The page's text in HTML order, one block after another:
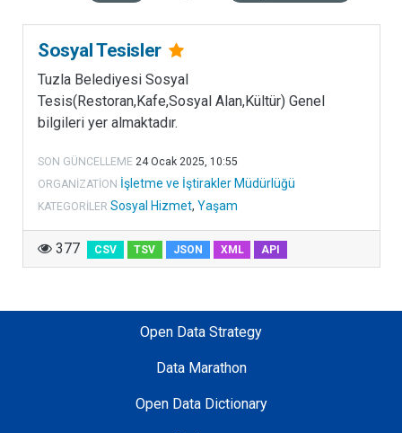
Sosyal Tesisler
Tuzla Belediyesi Sosyal
Tesis(Restoran,Kafe,Sosyal Alan,Kültür) Genel
bilgileri yer almaktadır.
SON GÜNCELLEME 24 Ocak 2025, 10:55
ORGANIZATION İşletme ve İştirakler Müdürlüğü
KATEGORILER Sosyal Hizmet, Yaşam
377 CSV TSV JSON XML API
Open Data Strategy
Data Marathon
Open Data Dictionary